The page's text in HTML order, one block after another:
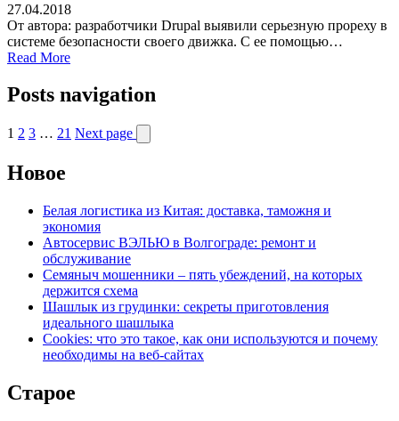
27.04.2018
От автора: разработчики Drupal выявили серьезную прореху в
системе безопасности своего движка. С ее помощью…
Read More
Posts navigation
1 2 3 … 21 Next page
Новое
Белая логистика из Китая: доставка, таможня и
экономия
Автосервис ВЭЛЬЮ в Волгограде: ремонт и
обслуживание
Семяныч мошенники – пять убеждений, на которых
держится схема
Шашлык из грудинки: секреты приготовления
идеального шашлыка
Cookies: что это такое, как они используются и почему
необходимы на веб-сайтах
Старое